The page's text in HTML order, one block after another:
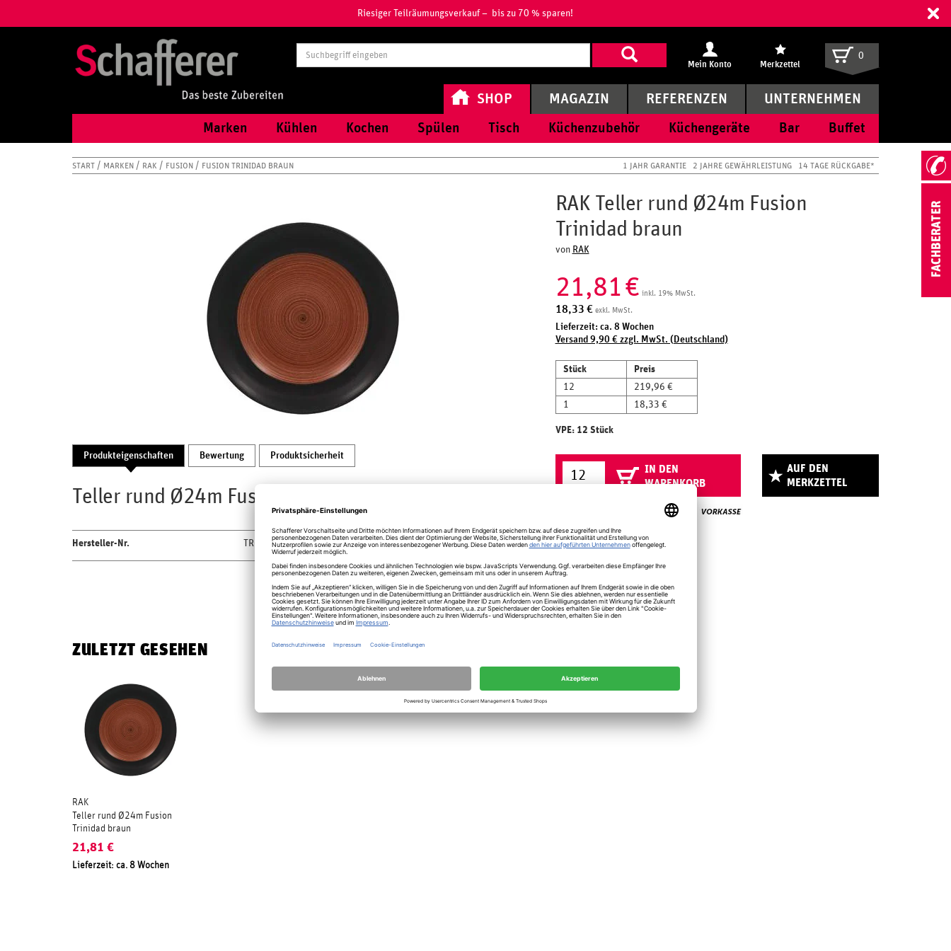
Riesiger Teilräumungsverkauf – bis zu 70 % sparen!
Suchbegriff
eingeben
Mein Konto Merkzettel
0
SHOP
Marken Kühlen Kochen Spülen Tisch Küchenzubehör Küchengeräte Bar Buffet
MAGAZIN REFERENZEN UNTERNEHMEN
START MARKEN RAK FUSION FUSION TRINIDAD BRAUN 1 JAHR GARANTIE 2 JAHRE GEWÄHRLEISTUNG 14 TAGE RÜCKGABE*
Produkteigenschaften Bewertung Produktsicherheit
Teller rund Ø24m Fusion Trinidad braun
Hersteller-Nr. TRCLFP24BW
RAK Teller rund Ø24m Fusion
Trinidad braun
von RAK
21,81€ inkl. 19% MwSt.
18,33 € exkl. MwSt.
Lieferzeit: ca. 8 Wochen
Versand 9,90 € zzgl. MwSt. (Deutschland)
Stück
Preis
12
219,96 €
1
18,33 €
VPE: 12 Stück
IN DEN
WARENKORB
AUF DEN
MERKZETTEL
ZULETZT GESEHEN
RAK
Teller rund Ø24m Fusion
Trinidad braun
21,81 €
Lieferzeit: ca. 8 Wochen